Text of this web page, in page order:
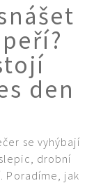
den
se vyhýbají
drobní
Poradíme, jak